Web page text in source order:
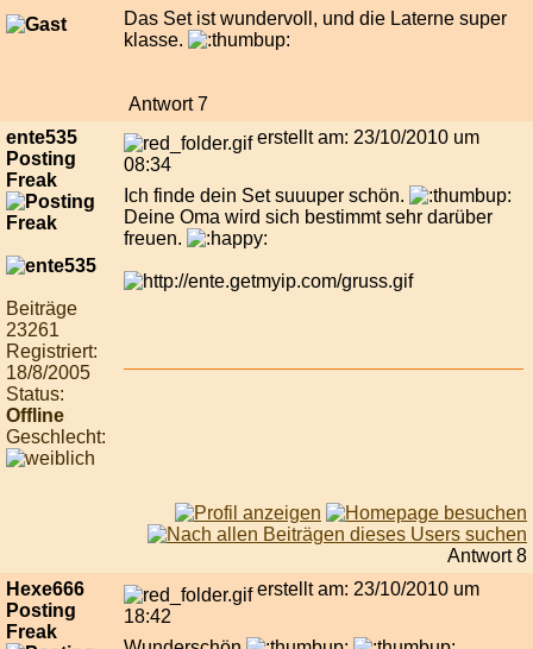
Das Set ist wundervoll, und die Laterne super
klasse.
Antwort 7
ente535
Posting
Freak
Beiträge
23261
Registriert:
18/8/2005
Status:
Offline
Geschlecht:
erstellt am: 23/10/2010 um
08:34
Ich finde dein Set suuuper schön.
Deine Oma wird sich bestimmt sehr darüber
freuen.
Antwort 8
Hexe666
Posting
Freak
erstellt am: 23/10/2010 um
18:42